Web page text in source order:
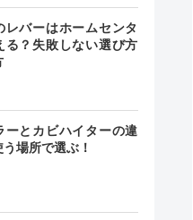
レバーはホームセンタ
る？失敗しない選び方
ーとカビハイターの違
場所で選ぶ！